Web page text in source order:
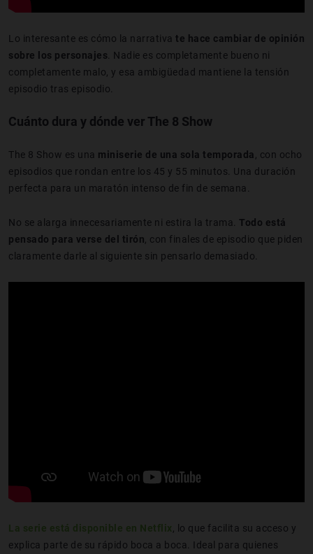
Lo interesante es cómo la narrativa te hace cambiar de opinión
sobre los personajes. Nadie es completamente bueno ni
completamente malo, y esa ambigüedad mantiene la tensión
episodio tras episodio.
Cuánto dura y dónde ver The 8 Show
The 8 Show es una miniserie de una sola temporada, con ocho
episodios que rondan entre los 45 y 55 minutos. Una duración
perfecta para un maratón intenso de fin de semana.
No se alarga innecesariamente ni estira la trama. Todo está
pensado para verse del tirón, con finales de episodio que piden
claramente darle al siguiente sin pensarlo demasiado.
La serie está disponible en Netflix, lo que facilita su acceso y
explica parte de su rápido boca a boca. Ideal para quienes